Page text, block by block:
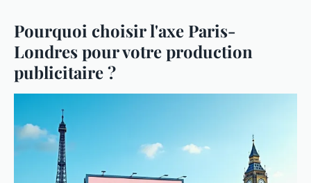
Pourquoi choisir l'axe Paris-
Londres pour votre production
publicitaire ?